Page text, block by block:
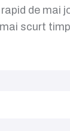
de mai
scurt